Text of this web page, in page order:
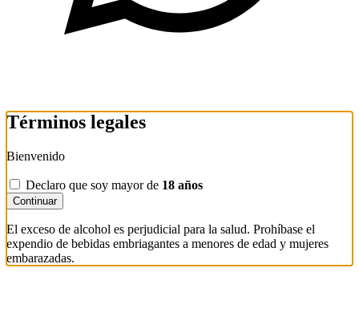
Términos legales
Bienvenido
Declaro que soy mayor de 18 años
Continuar
El exceso de alcohol es perjudicial para la salud. Prohíbase el
expendio de bebidas embriagantes a menores de edad y mujeres
embarazadas.